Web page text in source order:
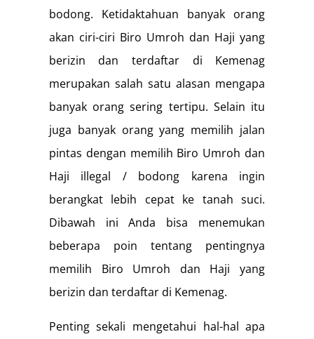
bodong. Ketidaktahuan banyak orang
akan ciri-ciri Biro Umroh dan Haji yang
berizin dan terdaftar di Kemenag
merupakan salah satu alasan mengapa
banyak orang sering tertipu. Selain itu
juga banyak orang yang memilih jalan
pintas dengan memilih Biro Umroh dan
Haji illegal / bodong karena ingin
berangkat lebih cepat ke tanah suci.
Dibawah ini Anda bisa menemukan
beberapa poin tentang pentingnya
memilih Biro Umroh dan Haji yang
berizin dan terdaftar di Kemenag.
Penting sekali mengetahui hal-hal apa